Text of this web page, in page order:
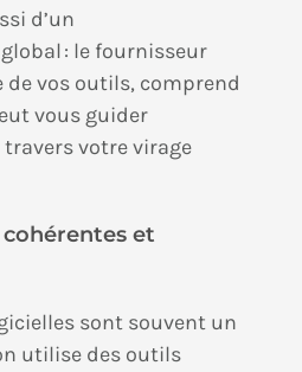
d’un
: le fournisseur
de vos outils, comprend
vous guider
votre virage
et
sont souvent un
utilise des outils